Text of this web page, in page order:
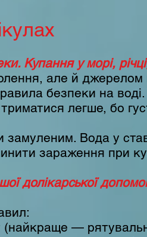
Купання у морі,
але й джерелом
безпеки на воді.
легше, бо
замуленим. Вода у
зараження при
долікарської
—